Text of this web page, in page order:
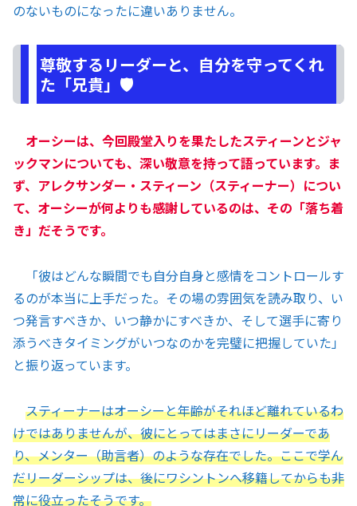
のないものになったに違いありません。
尊敬するリーダーと、自分を守ってくれ
た「兄貴」🛡️
オーシーは、今回殿堂入りを果たしたスティーンとジャ
ックマンについても、深い敬意を持って語っています。ま
ず、アレクサンダー・スティーン（スティーナー）につい
て、オーシーが何よりも感謝しているのは、その「落ち着
き」だそうです。
「彼はどんな瞬間でも自分自身と感情をコントロールす
るのが本当に上手だった。その場の雰囲気を読み取り、い
つ発言すべきか、いつ静かにすべきか、そして選手に寄り
添うべきタイミングがいつなのかを完璧に把握していた」
と振り返っています。
スティーナーはオーシーと年齢がそれほど離れているわ
けではありませんが、彼にとってはまさにリーダーであ
り、メンター（助言者）のような存在でした。ここで学ん
だリーダーシップは、後にワシントンへ移籍してからも非
常に役立ったそうです。